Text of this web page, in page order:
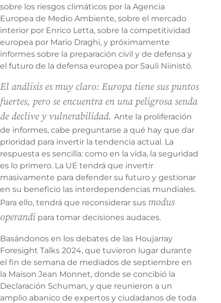
sobre los riesgos climáticos por la Agencia
Europea de Medio Ambiente, sobre el mercado
interior por Enrico Letta, sobre la competitividad
europea por Mario Draghi, y próximamente
informes sobre la preparación civil y de defensa y
el futuro de la defensa europea por Sauli Niinistö.
El análisis es muy claro: Europa tiene sus puntos
fuertes, pero se encuentra en una peligrosa senda
de declive y vulnerabilidad. Ante la proliferación
de informes, cabe preguntarse a qué hay que dar
prioridad para invertir la tendencia actual. La
respuesta es sencilla: como en la vida, la seguridad
es lo primero. La UE tendrá que invertir
masivamente para defender su futuro y gestionar
en su beneficio las interdependencias mundiales.
Para ello, tendrá que reconsiderar sus modus
operandi para tomar decisiones audaces.
Basándonos en los debates de las Houjarray
Foresight Talks 2024, que tuvieron lugar durante
el fin de semana de mediados de septiembre en
la Maison Jean Monnet, donde se concibió la
Declaración Schuman, y que reunieron a un
amplio abanico de expertos y ciudadanos de toda